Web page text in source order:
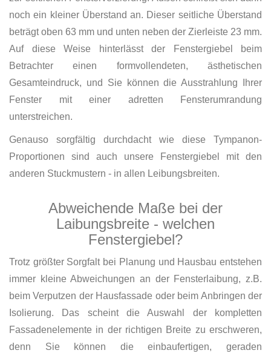
noch ein kleiner Überstand an. Dieser seitliche Überstand
beträgt oben 63 mm und unten neben der Zierleiste 23 mm.
Auf diese Weise hinterlässt der Fenstergiebel beim
Betrachter einen formvollendeten, ästhetischen
Gesamteindruck, und Sie können die Ausstrahlung Ihrer
Fenster mit einer adretten Fensterumrandung
unterstreichen.
Genauso sorgfältig durchdacht wie diese Tympanon-
Proportionen sind auch unsere Fenstergiebel mit den
anderen Stuckmustern - in allen Leibungsbreiten.
Abweichende Maße bei der
Laibungsbreite - welchen
Fenstergiebel?
Trotz größter Sorgfalt bei Planung und Hausbau entstehen
immer kleine Abweichungen an der Fensterlaibung, z.B.
beim Verputzen der Hausfassade oder beim Anbringen der
Isolierung. Das scheint die Auswahl der kompletten
Fassadenelemente in der richtigen Breite zu erschweren,
denn Sie können die einbaufertigen, geraden